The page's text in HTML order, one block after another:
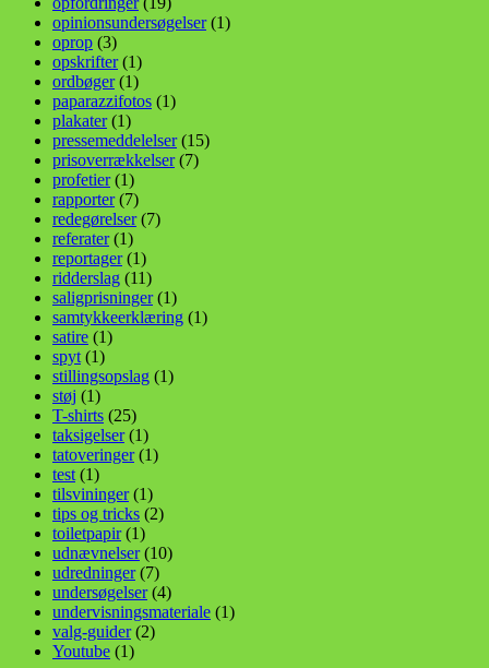
opinionsundersøgelser(1)
oprop (3)
opskrifter(1)
ordbøger(1)
paparazzifotos (1)
plakater(1)
pressemeddelelser(15)
prisoverrækkelser(7)
profetier(1)
rapporter(7)
redegørelser(7)
referater(1)
reportager(1)
ridderslag (11)
saligprisninger(1)
samtykkeerklæring (1)
satire (1)
spyt (1)
stillingsopslag (1)
støj (1)
T-shirts (25)
taksigelser(1)
tatoveringer(1)
test (1)
tilsvininger(1)
tips og tricks (2)
toiletpapir(1)
udnævnelser(10)
udredninger(7)
undersøgelser(4)
undervisningsmateriale (1)
valg-guider(2)
Youtube (1)